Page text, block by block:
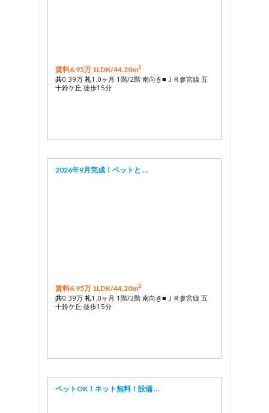
賃料6.95万 1LDK/44.20m2
共0.39万 礼1.0ヶ月 1階/2階 南向き■ＪＲ参宮線 五
十鈴ケ丘 徒歩15分
2026年9月完成！ペットと …
賃料6.95万 1LDK/44.20m2
共0.39万 礼1.0ヶ月 1階/2階 南向き■ＪＲ参宮線 五
十鈴ケ丘 徒歩15分
ペットOK！ネット無料！設備 …